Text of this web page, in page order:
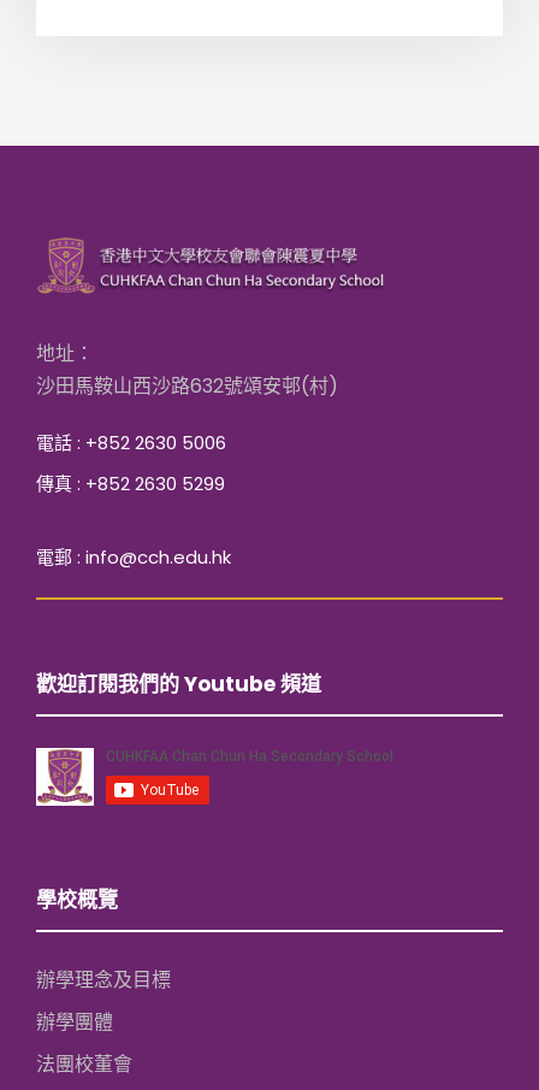
地址：
沙田馬鞍山西沙路632號頌安邨(村)
電話 : +852 2630 5006
傳真 : +852 2630 5299
電郵 : info@cch.edu.hk
歡迎訂閱我們的 Youtube 頻道
學校概覽
辦學理念及目標
辦學團體
法團校董會